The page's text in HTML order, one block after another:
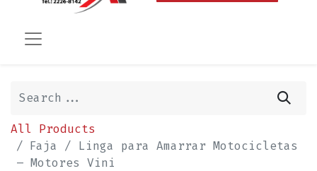
All Products
Faja / Linga para Amarrar Motocicletas
– Motores Vini